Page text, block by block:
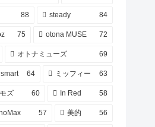
88 steady 84
75 otona MUSE 72
オトナミューズ 69
smart 64 ミッフィー 63
モズ 60 In Red 58
57 美的 56